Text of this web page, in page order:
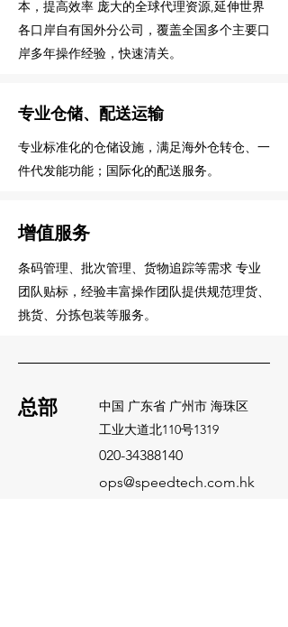
本，提高效率 庞大的全球代理资源,延伸世界
各口岸自有国外分公司，覆盖全国多个主要口
岸多年操作经验，快速清关。
专业仓储、配送运输
专业标准化的仓储设施，满足海外仓转仓、一
件代发能功能；国际化的配送服务。
增值服务
条码管理、批次管理、货物追踪等需求 专业
团队贴标，经验丰富操作团队提供规范理货、
挑货、分拣包装等服务。
总部
中国 广东省 广州市 海珠区
​工业大道北110号1319
020-34388140
ops@speedtech.com.hk